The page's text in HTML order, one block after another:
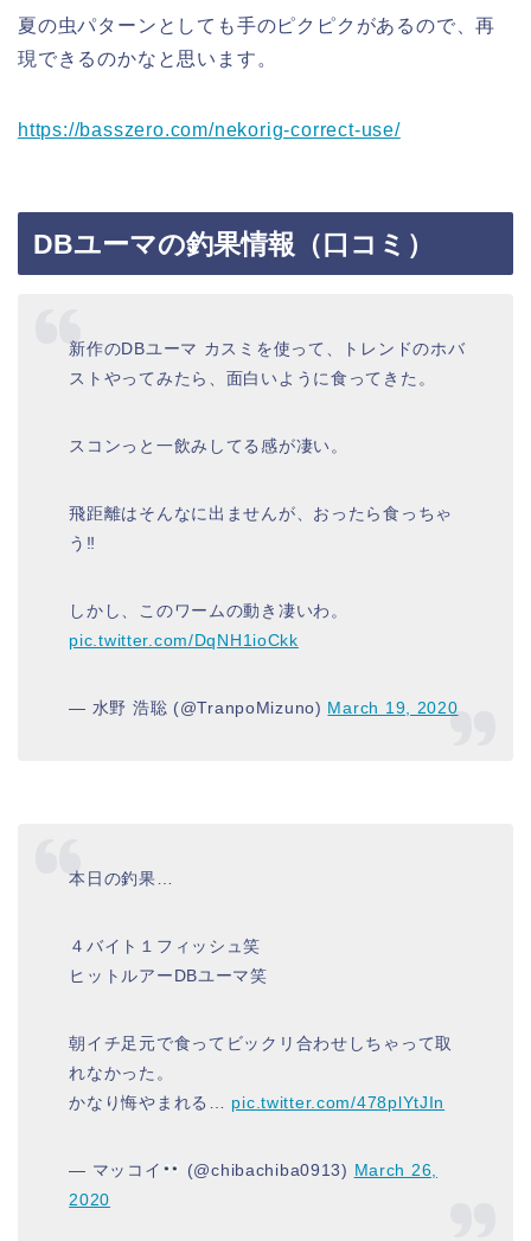
夏の虫パターンとしても手のピクピクがあるので、再
現できるのかなと思います。
https://basszero.com/nekorig-correct-use/
DBユーマの釣果情報（口コミ）
新作のDBユーマ カスミを使って、トレンドのホバ
ストやってみたら、面白いように食ってきた。
スコンっと一飲みしてる感が凄い。
飛距離はそんなに出ませんが、おったら食っちゃ
う‼︎
しかし、このワームの動き凄いわ。
pic.twitter.com/DqNH1ioCkk
— 水野 浩聡 (@TranpoMizuno) March 19, 2020
本日の釣果…
４バイト１フィッシュ笑
ヒットルアーDBユーマ笑
朝イチ足元で食ってビックリ合わせしちゃって取
れなかった。
かなり悔やまれる… pic.twitter.com/478plYtJIn
— マッコイ (@chibachiba0913) March 26,
2020